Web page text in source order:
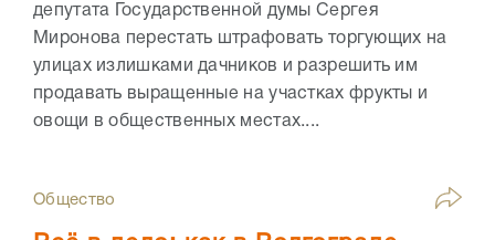
депутата Государственной думы Сергея
Миронова перестать штрафовать торгующих на
улицах излишками дачников и разрешить им
продавать выращенные на участках фрукты и
овощи в общественных местах....
Общество